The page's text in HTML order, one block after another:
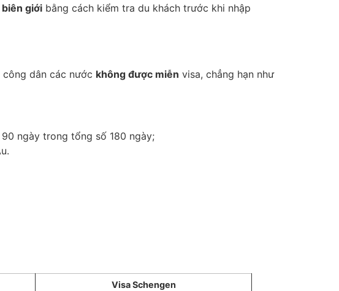
giới bằng cách kiểm tra du khách trước khi nhập
dân các nước không được miễn visa, chẳng hạn như
ngày trong tổng số 180 ngày;
Visa Schengen